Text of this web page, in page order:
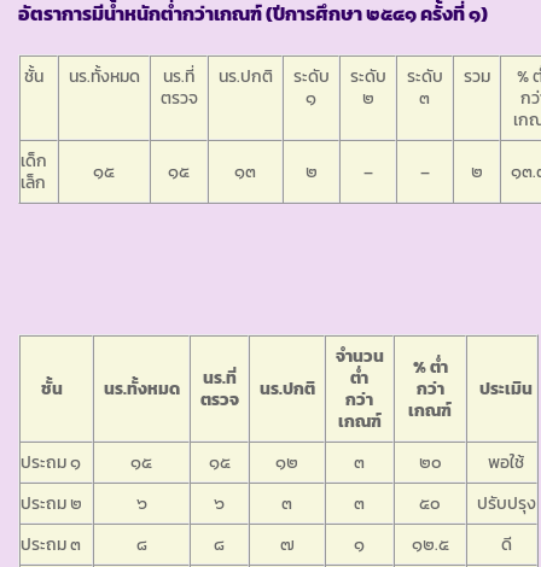
อัตราการมีน้ำหนักต่ำกว่าเกณฑ์ (ปีการศึกษา ๒๕๔๑ ครั้งที่ ๑)
ชั้น นร.ทั้งหมด
นร.ที่
ตรวจ
นร.ปกติ
ระดับ
๑
ระดับ
๒
ระดับ
๓
รวม
%
ก
เก
เด็ก
เล็ก
๑๕ ๑๕ ๑๓ ๒ – – ๒ ๑๓
ชั้น นร.ทั้งหมด
นร.ที่
ตรวจ
นร.ปกติ
จำนวน
ต่ำ
กว่า
เกณฑ์
% ต่ำ
กว่า
เกณฑ์
ประเมิน
ประถม ๑ ๑๕ ๑๕ ๑๒ ๓ ๒๐
พอใช้
ประถม ๒
๖ ๖ ๓ ๓ ๕๐
ปรับปรุง
ประถม ๓
๘ ๘ ๗ ๑ ๑๒.๕
ดี